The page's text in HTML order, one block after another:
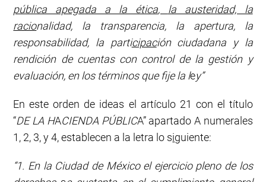
pública apegada a la ética, la austeridad, la
racionalidad, la transparencia, la apertura, la
responsabilidad, la participación ciudadana y la
rendición de cuentas con control de la gestión y
evaluación, en los términos quefijela ley”
En este orden de ideas el artículo 21 con el título
“DE LA HACIENDA PÚBLICA” apartado A numerales
1, 2, 3, y 4, establecen a la letra lo siguiente:
“1. En la Ciudad de México el ejercicio pleno de los